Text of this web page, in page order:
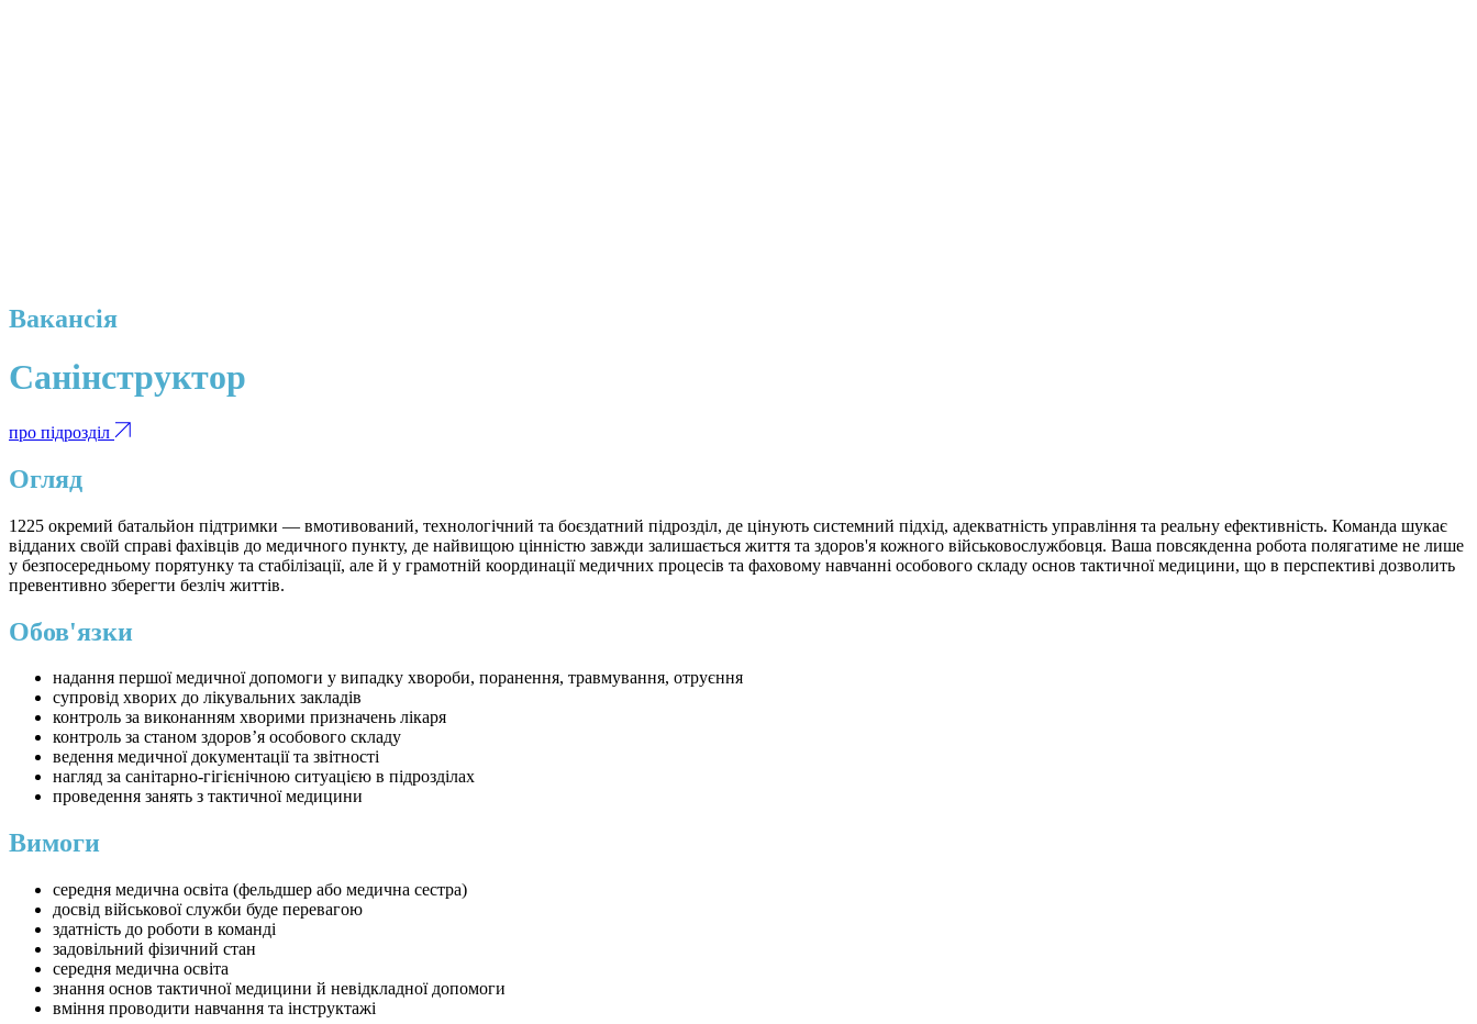
Вакансія
Санінструктор
про підрозділ
Огляд
1225 окремий батальйон підтримки — вмотивований, технологічний та боєздатний підрозділ, де цінують системний підхід, адекватність управління та реальну ефективність. Команда шукає
відданих своїй справі фахівців до медичного пункту, де найвищою цінністю завжди залишається життя та здоров'я кожного військовослужбовця. Ваша повсякденна робота полягатиме не лише
у безпосередньому порятунку та стабілізації, але й у грамотній координації медичних процесів та фаховому навчанні особового складу основ тактичної медицини, що в перспективі дозволить
превентивно зберегти безліч життів.
Обов'язки
надання першої медичної допомоги у випадку хвороби, поранення, травмування, отруєння
супровід хворих до лікувальних закладів
контроль за виконанням хворими призначень лікаря
контроль за станом здоровʼя особового складу
ведення медичної документації та звітності
нагляд за санітарно-гігієнічною ситуацією в підрозділах
проведення занять з тактичної медицини
Вимоги
середня медична освіта (фельдшер або медична сестра)
досвід військової служби буде перевагою
здатність до роботи в команді
задовільний фізичний стан
середня медична освіта
знання основ тактичної медицини й невідкладної допомоги
вміння проводити навчання та інструктажі